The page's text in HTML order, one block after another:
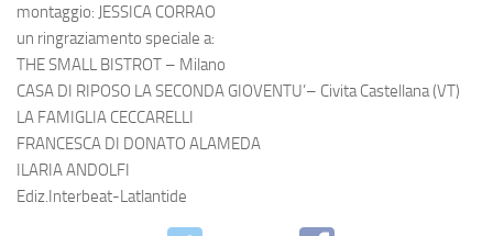
montaggio: JESSICA CORRAO
un ringraziamento speciale a:
THE SMALL BISTROT – Milano
CASA DI RIPOSO LA SECONDA GIOVENTU’– Civita Castellana (VT)
LA FAMIGLIA CECCARELLI
FRANCESCA DI DONATO ALAMEDA
ILARIA ANDOLFI
Ediz.Interbeat-Latlantide